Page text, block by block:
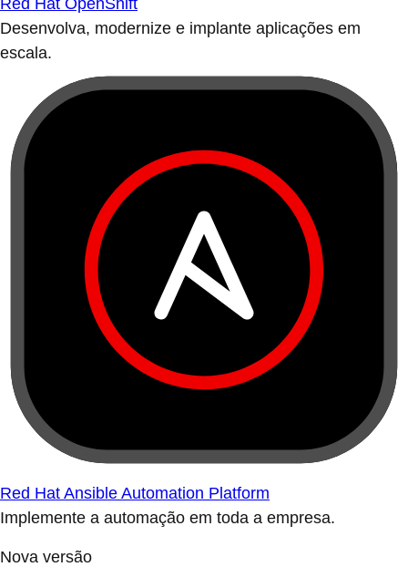
Red Hat OpenShift
Desenvolva, modernize e implante aplicações em
escala.
Red Hat Ansible Automation Platform
Implemente a automação em toda a empresa.
Nova versão